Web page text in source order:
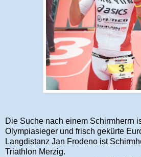
Die Suche nach einem Schirmherrn
Olympiasieger und frisch gekürte
Langdistanz Jan Frodeno ist
Triathlon Merzig.